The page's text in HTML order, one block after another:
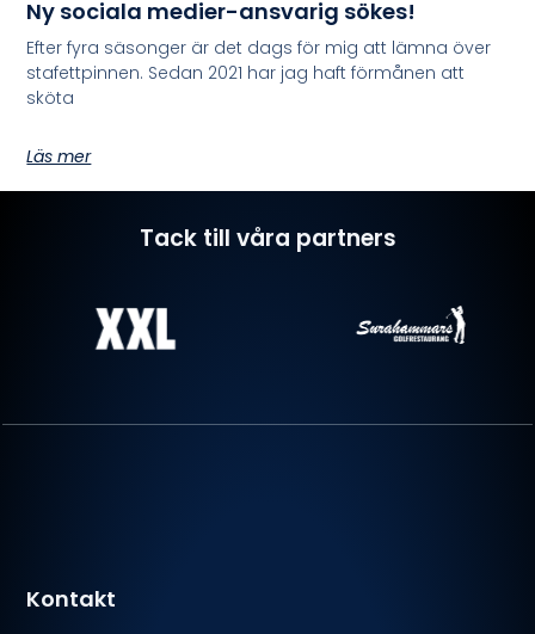
Ny sociala medier-ansvarig sökes!
Efter fyra säsonger är det dags för mig att lämna över
stafettpinnen. Sedan 2021 har jag haft förmånen att
sköta
Läs mer
Tack till våra partners
Kontakt